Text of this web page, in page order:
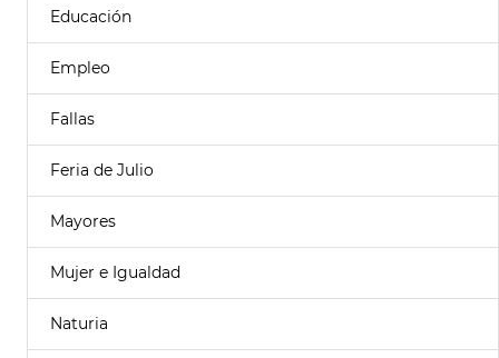
Educación
Empleo
Fallas
Feria de Julio
Mayores
Mujer e Igualdad
Naturia